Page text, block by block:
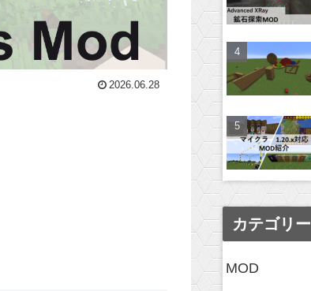
2026.06.28
カテゴリー
MOD